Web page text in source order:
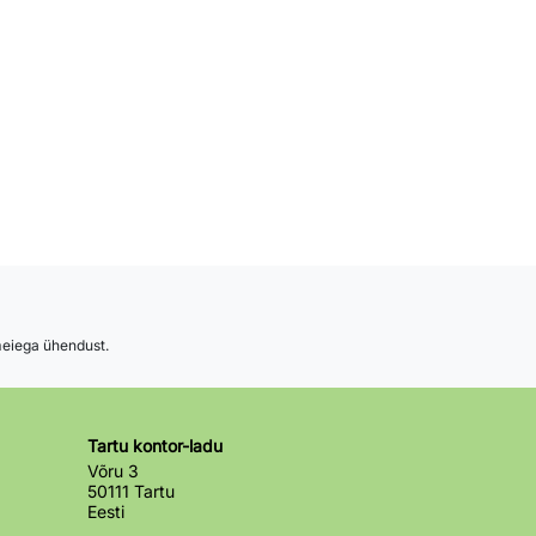
ühendust.
Tartu kontor-ladu
Võru 3
50111 Tartu
Eesti